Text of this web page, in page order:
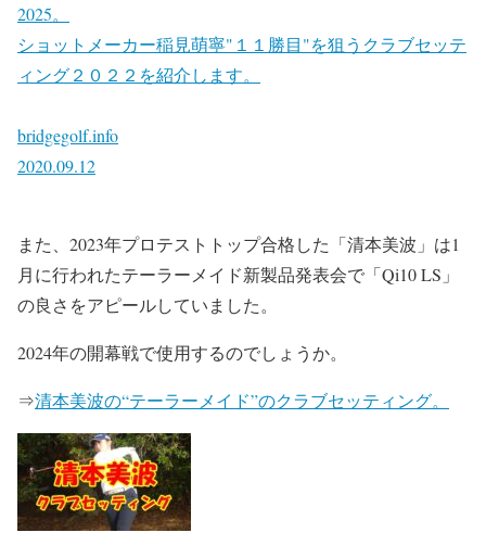
2025。
ショットメーカー稲見萌寧"１１勝目"を狙うクラブセッテ
ィング２０２２を紹介します。
bridgegolf.info
2020.09.12
また、2023年プロテストトップ合格した「清本美波」は1
月に行われたテーラーメイド新製品発表会で「Qi10 LS」
の良さをアピールしていました。
2024年の開幕戦で使用するのでしょうか。
⇒清本美波の“テーラーメイド”のクラブセッティング。